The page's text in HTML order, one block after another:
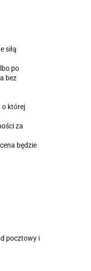
siłą
po
bez
o której
za
będzie
pocztowy i